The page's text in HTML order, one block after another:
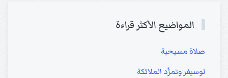
المواضيع الأكثر قراءة
صلاة مسيحية
لوسيفر وتمرُّد الملائكة